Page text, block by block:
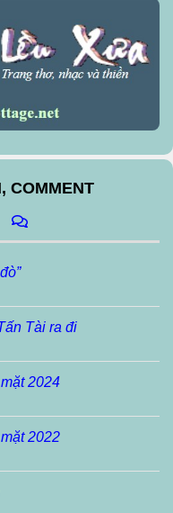
COMMENT
Tài ra đi
2024
2022